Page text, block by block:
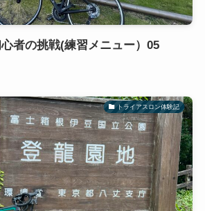
心者の挑戦(練習メニュー）05
トライアスロン体験記